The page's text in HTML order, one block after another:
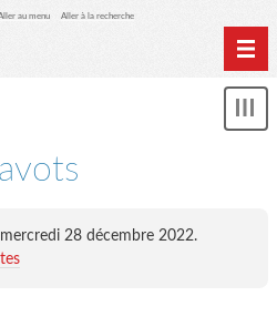
au menu Aller à la recherche
mercredi 28 décembre 2022.